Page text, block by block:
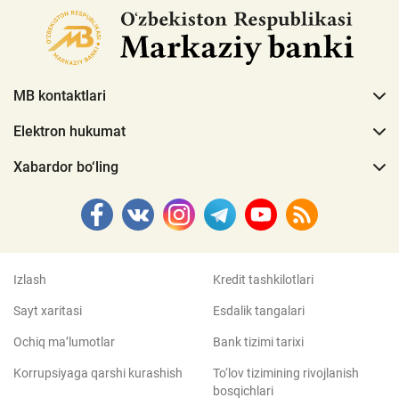
MB kontaktlari
Elektron hukumat
Xabardor bo‘ling
Izlash
Sayt xaritasi
Ochiq ma’lumotlar
Korrupsiyaga qarshi kurashish
Kredit tashkilotlari
Esdalik tangalari
Bank tizimi tarixi
To‘lov tizimining rivojlanish
bosqichlari